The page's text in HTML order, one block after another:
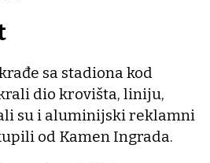
sa stadiona kod
dio krovišta, liniju,
su i aluminijski reklamni
od Kamen Ingrada.